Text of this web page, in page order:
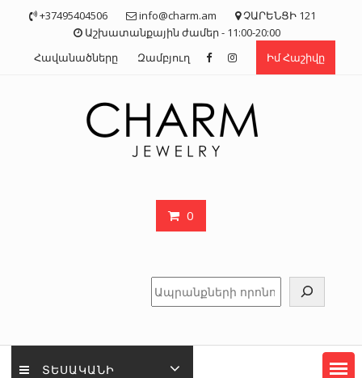
+37495404506 info@charm.am
ՉԱՐԵՆՑԻ 121
Աշխատանքային ժամեր - 11:00-20:00
Հավանածները
Զամբյուղ Իմ Հաշիվը
0
Որոնել
ՏԵՍԱԿԱՆԻ